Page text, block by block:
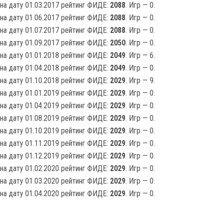
на дату 01.03.2017 рейтинг ФИДЕ: 2088. Игр — 0.
на дату 01.06.2017 рейтинг ФИДЕ: 2088. Игр — 0.
на дату 01.07.2017 рейтинг ФИДЕ: 2088. Игр — 0.
на дату 01.09.2017 рейтинг ФИДЕ: 2050. Игр — 0.
на дату 01.01.2018 рейтинг ФИДЕ: 2049. Игр — 6.
на дату 01.04.2018 рейтинг ФИДЕ: 2049. Игр — 0.
на дату 01.10.2018 рейтинг ФИДЕ: 2029. Игр — 9.
на дату 01.01.2019 рейтинг ФИДЕ: 2029. Игр — 0.
на дату 01.04.2019 рейтинг ФИДЕ: 2029. Игр — 0.
на дату 01.08.2019 рейтинг ФИДЕ: 2029. Игр — 0.
на дату 01.10.2019 рейтинг ФИДЕ: 2029. Игр — 0.
на дату 01.11.2019 рейтинг ФИДЕ: 2029. Игр — 0.
на дату 01.12.2019 рейтинг ФИДЕ: 2029. Игр — 0.
на дату 01.02.2020 рейтинг ФИДЕ: 2029. Игр — 0.
на дату 01.03.2020 рейтинг ФИДЕ: 2029. Игр — 0.
на дату 01.04.2020 рейтинг ФИДЕ: 2029. Игр — 0.